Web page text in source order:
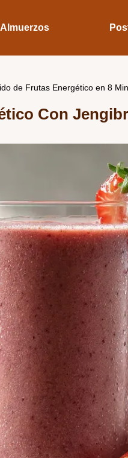
Almuerzos
de Frutas Energético en 8
Con